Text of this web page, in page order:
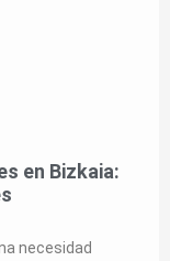
en Bizkaia:
necesidad